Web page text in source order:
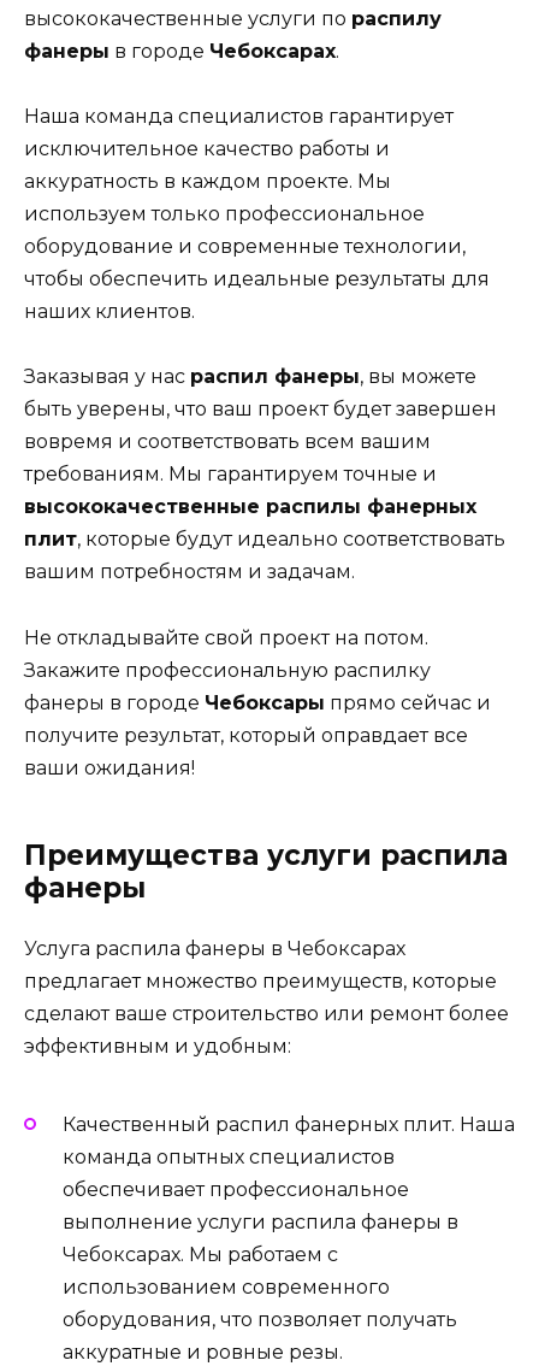
высококачественные услуги по распилу
фанеры в городе Чебоксарах.
Наша команда специалистов гарантирует
исключительное качество работы и
аккуратность в каждом проекте. Мы
используем только профессиональное
оборудование и современные технологии,
чтобы обеспечить идеальные результаты для
наших клиентов.
Заказывая у нас распил фанеры, вы можете
быть уверены, что ваш проект будет завершен
вовремя и соответствовать всем вашим
требованиям. Мы гарантируем точные и
высококачественные распилы фанерных
плит, которые будут идеально соответствовать
вашим потребностям и задачам.
Не откладывайте свой проект на потом.
Закажите профессиональную распилку
фанеры в городе Чебоксары прямо сейчас и
получите результат, который оправдает все
ваши ожидания!
Преимущества услуги распила
фанеры
Услуга распила фанеры в Чебоксарах
предлагает множество преимуществ, которые
сделают ваше строительство или ремонт более
эффективным и удобным:
Качественный распил фанерных плит. Наша
команда опытных специалистов
обеспечивает профессиональное
выполнение услуги распила фанеры в
Чебоксарах. Мы работаем с
использованием современного
оборудования, что позволяет получать
аккуратные и ровные резы.